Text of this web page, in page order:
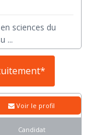
sciences du
...
Voir le profil
Candidat